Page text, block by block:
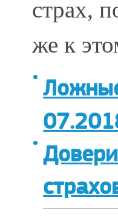
страх,
же к